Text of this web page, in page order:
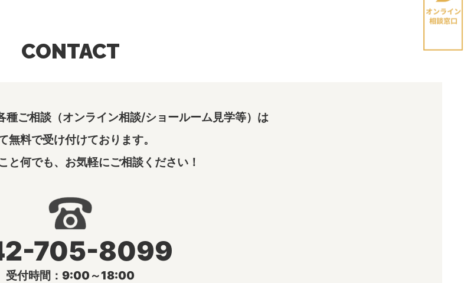
CONTACT
種ご相談（オンライン相談/ショールーム見学等）は
無料で受け付けております。
と何でも、お気軽にご相談ください！
705-8099
受付時間：9:00～18:00